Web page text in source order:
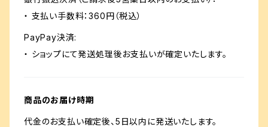
・ 支払い手数料：360円（税込）
PayPay決済:
・ ショップにて発送処理後お支払いが確定いたします。
商品のお届け時期
代金のお支払い確定後、5日以内に発送いたします。